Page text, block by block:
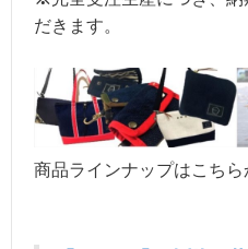
だきます。
商品ラインナップはこちら